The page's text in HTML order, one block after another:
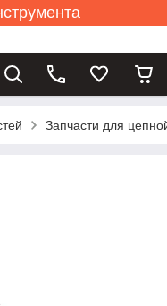
Запчасти для